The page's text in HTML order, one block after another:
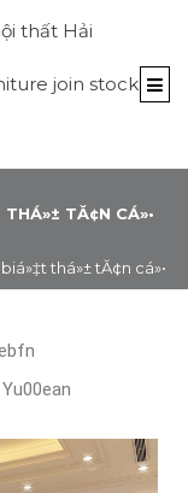
thất Hải
join stock
THÁ»± TĂ¢N CÁ»•
thá»± tĂ¢n cá»•